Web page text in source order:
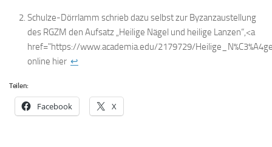
Schulze-Dörrlamm schrieb dazu selbst zur Byzanzaustellung
des RGZM den Aufsatz „Heilige Nägel und heilige Lanzen“,<a
href="https://www.academia.edu/2179729/
online hier ↩
Teilen:
Facebook X